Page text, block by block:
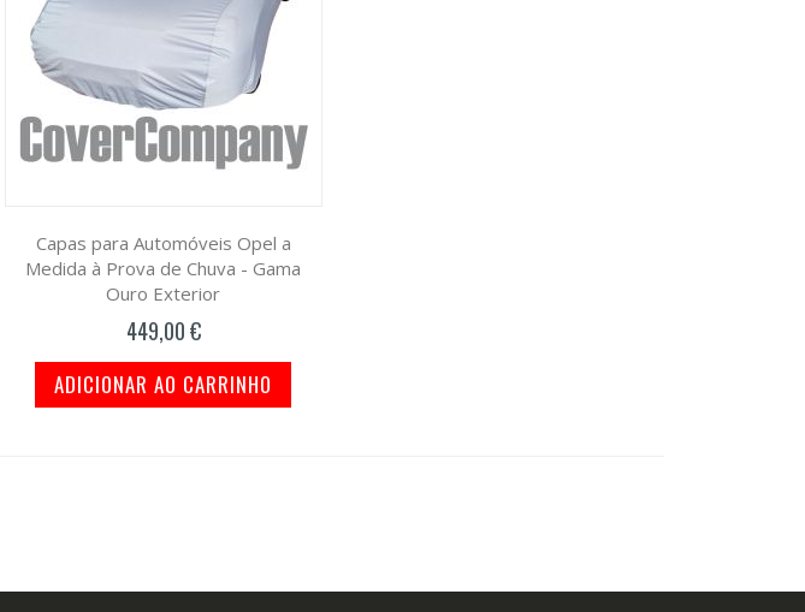
Capas para Automóveis Opel a
Medida à Prova de Chuva - Gama
Ouro Exterior
449,00 €
ADICIONAR AO CARRINHO